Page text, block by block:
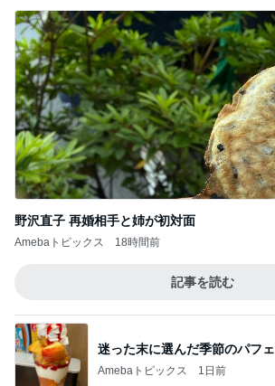
野沢直子 再婚相手と姉が初対面
Amebaトピックス 18時間前
記事を読む
迷った末に選んだ季節のパフェ
Amebaトピックス 1日前